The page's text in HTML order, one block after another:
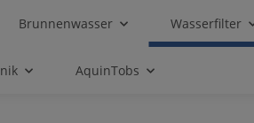
Brunnenwasser Wasserfilter
AquinTobs